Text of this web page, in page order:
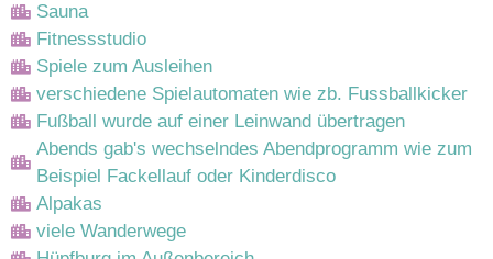
Sauna
Fitnessstudio
Spiele zum Ausleihen
verschiedene Spielautomaten wie zb. Fussballkicker
Fußball wurde auf einer Leinwand übertragen
Abends gab's wechselndes Abendprogramm wie zum
Beispiel Fackellauf oder Kinderdisco
Alpakas
viele Wanderwege